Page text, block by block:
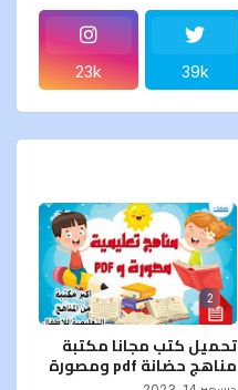
39k
23k
2
تحميل كتب مجانا مكتبة
مناهج حضانة pdf ومصورة